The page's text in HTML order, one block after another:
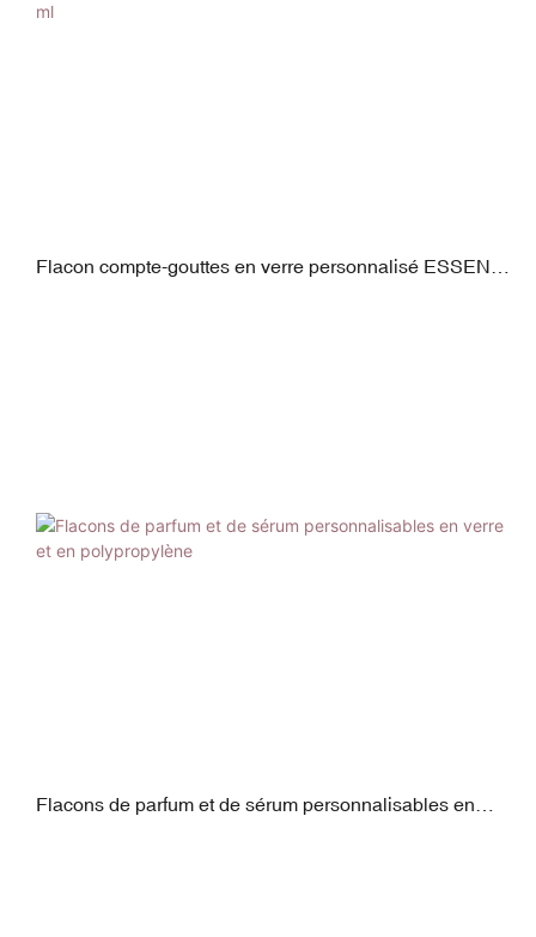
Flacon compte-gouttes en verre personnalisé ESSENCE
Flacons de parfum et de sérum personnalisables en